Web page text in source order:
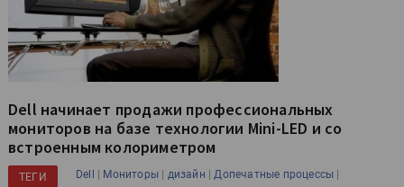
Dell начинает продажи профессиональных
мониторов на базе технологии Mini-LED и со
встроенным колориметром
ТЕГИ Dell | Мониторы | дизайн |Допечатные процессы |